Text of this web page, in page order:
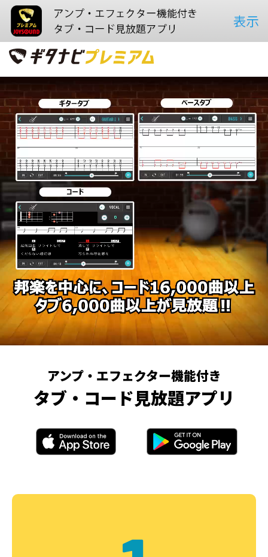
アンプ・エフェクター機能付き
タブ・コード見放題アプリ